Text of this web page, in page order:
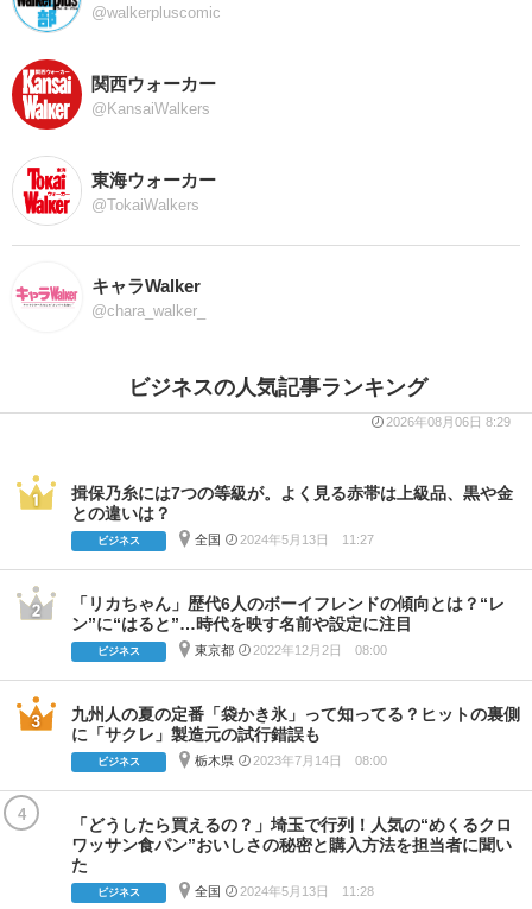
@walkerpluscomic
関西ウォーカー
@KansaiWalkers
東海ウォーカー
@TokaiWalkers
キャラWalker
@chara_walker_
ビジネスの人気記事ランキング
2026年08月06日 8:29
揖保乃糸には7つの等級が。よく見る赤帯は上級品、黒や金
との違いは？
ビジネス 全国 2024年5月13日 11:27
「リカちゃん」歴代6人のボーイフレンドの傾向とは？“レ
ン”に“はると”…時代を映す名前や設定に注目
ビジネス 東京都 2022年12月2日 08:00
九州人の夏の定番「袋かき氷」って知ってる？ヒットの裏側
に「サクレ」製造元の試行錯誤も
ビジネス 栃木県 2023年7月14日 08:00
4
「どうしたら買えるの？」埼玉で行列！人気の“めくるクロ
ワッサン⾷パン”おいしさの秘密と購入方法を担当者に聞い
た
ビジネス 全国 2024年5月13日 11:28